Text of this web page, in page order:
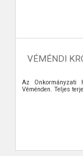
VÉMÉNDI
Az Önkormányzati
Véménden. Teljes